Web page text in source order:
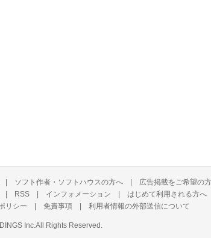
| ソフト作者・ソフトハウスの方へ | 広告掲載をご希望の
| RSS | インフォメーション | はじめて利用される方へ
リシー | 免責事項 | 利用者情報の外部送信について
Inc. All Rights Reserved.